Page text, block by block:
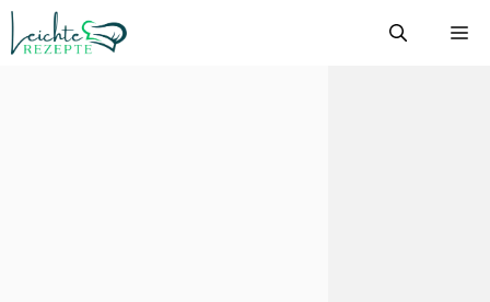
Zum
Inhalt